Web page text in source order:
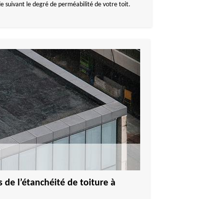
suivant le degré de perméabilité de votre toit.
de l’étanchéité de toiture à